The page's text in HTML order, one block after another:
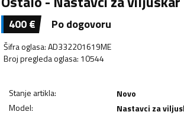
400€ Po dogovoru
Šifra oglasa:AD332201619ME
Broj pregleda oglasa: 10544
Stanje artikla:
Novo
Model:
Nastavci za